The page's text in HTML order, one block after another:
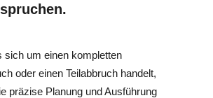
sich um einen kompletten
oder einen Teilabbruch handelt,
präzise Planung und Ausführung